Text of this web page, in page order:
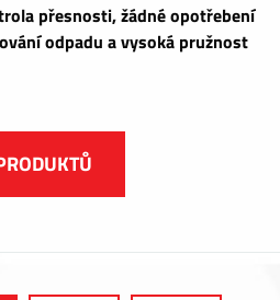
přesnosti, žádné opotřebení
odpadu a vysoká pružnost